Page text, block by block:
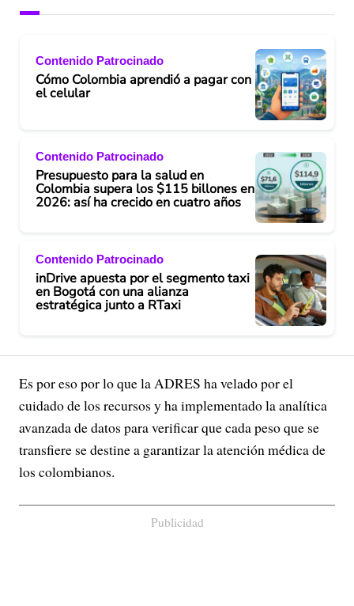
Contenido Patrocinado
Cómo Colombia aprendió a pagar con
el celular
Contenido Patrocinado
Presupuesto para la salud en
Colombia supera los $115 billones en
2026: así ha crecido en cuatro años
Contenido Patrocinado
inDrive apuesta por el segmento taxi
en Bogotá con una alianza
estratégica junto a RTaxi
Es por eso por lo que la ADRES ha velado por el
cuidado de los recursos y ha implementado la analítica
avanzada de datos para verificar que cada peso que se
transfiere se destine a garantizar la atención médica de
los colombianos.
Publicidad